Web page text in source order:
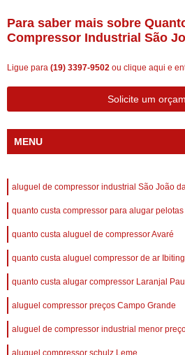
Para saber mais sobre
Compressor Industrial São
Ligue para (19) 3397-9502 ou clique aqui e
Solicite um
MENU
aluguel de compressor industrial São João
quanto custa compressor para alugar pelotas
quanto custa aluguel de compressor Avaré
quanto custa aluguel compressor de ar
quanto custa alugar compressor Laranjal
aluguel compressor preços Campo Grande
aluguel de compressor industrial menor